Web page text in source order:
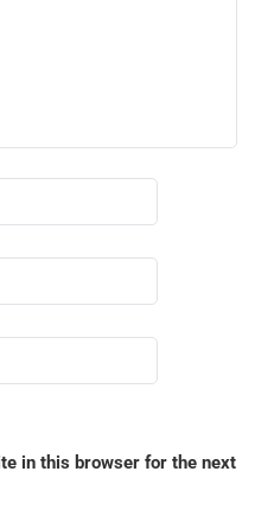
in this browser for the next